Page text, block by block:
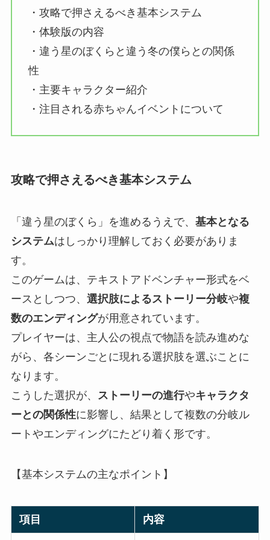
・攻略で押さえるべき基本システム
・体験版の内容
・違う星のぼくらと違う冬の僕らとの関係
性
・主要キャラクター紹介
・注目される赤ちゃんイベントについて
攻略で押さえるべき基本システム
「違う星のぼくら」を進めるうえで、 基本となる
システムはしっかり理解しておく必要がありま
す。
このゲームは、テキストアドベンチャー形式をベ
ースとしつつ、 選択肢によるストーリー分岐や複
数のエンディングが用意されています。
プレイヤーは、主人公の視点で物語を読み進めな
がら、各シーンごとに現れる選択肢を選ぶことに
なります。
こうした選択が、
ストーリーの進行やキャラクタ
ーとの関係性に影響し、結果として複数の分岐ル
ートやエンディングにたどり着く形です。
【基本システムの主なポイント】
項目 内容